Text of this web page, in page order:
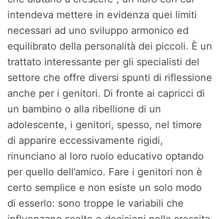
intendeva mettere in evidenza quei limiti
necessari ad uno sviluppo armonico ed
equilibrato della personalità dei piccoli. È un
trattato interessante per gli specialisti del
settore che offre diversi spunti di riflessione
anche per i genitori. Di fronte ai capricci di
un bambino o alla ribellione di un
adolescente, i genitori, spesso, nel timore
di apparire eccessivamente rigidi,
rinunciano al loro ruolo educativo optando
per quello dell’amico. Fare i genitori non è
certo semplice e non esiste un solo modo
di esserlo: sono troppe le variabili che